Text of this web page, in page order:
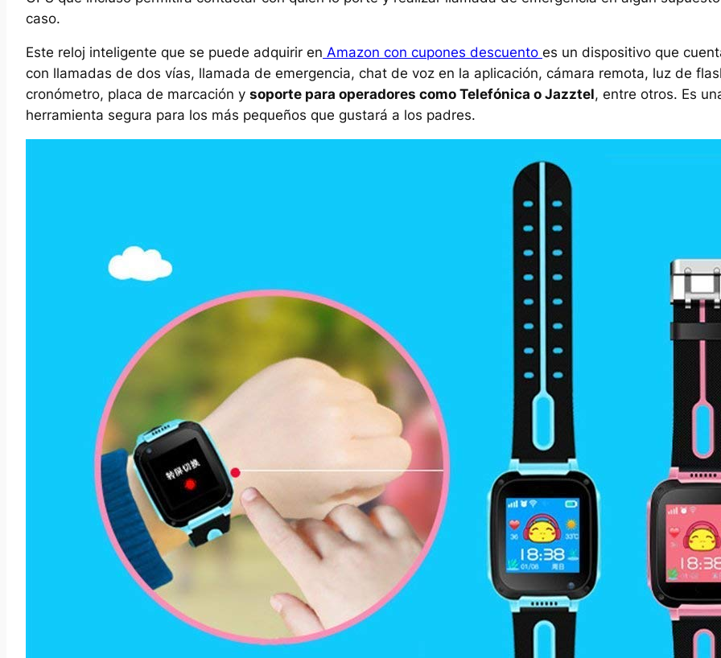
caso.
Este reloj inteligente que se puede adquirir en Amazon con cupones descuento es un dispositivo que
con llamadas de dos vías, llamada de emergencia, chat de voz en la aplicación, cámara remota, luz de
cronómetro, placa de marcación y soporte para operadores como Telefónica o Jazztel, entre otros. Es
herramienta segura para los más pequeños que gustará a los padres.